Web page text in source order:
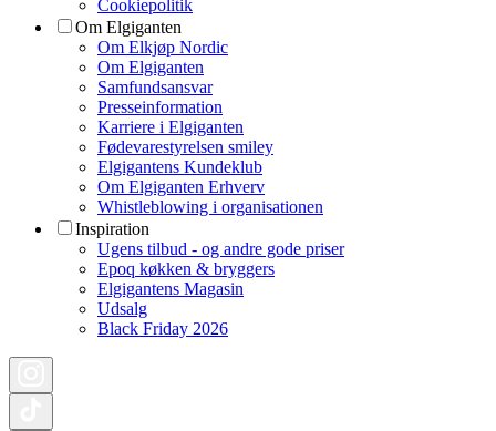
Cookiepolitik
Om Elgiganten
Om Elkjøp Nordic
Om Elgiganten
Samfundsansvar
Presseinformation
Karriere i Elgiganten
Fødevarestyrelsen smiley
Elgigantens Kundeklub
Om Elgiganten Erhverv
Whistleblowing i organisationen
Inspiration
Ugens tilbud - og andre gode priser
Epoq køkken & bryggers
Elgigantens Magasin
Udsalg
Black Friday 2026